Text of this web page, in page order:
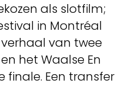
als slotfilm;
in Montréal
van twee
het Waalse En
finale. Een transfer